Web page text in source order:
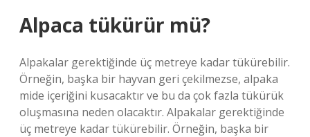
Alpaca tükürür mü?
Alpakalar gerektiğinde üç metreye kadar tükürebilir.
Örneğin, başka bir hayvan geri çekilmezse, alpaka
mide içeriğini kusacaktır ve bu da çok fazla tükürük
oluşmasına neden olacaktır. Alpakalar gerektiğinde
üç metreye kadar tükürebilir. Örneğin, başka bir